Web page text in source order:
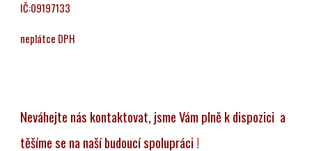
IČ:09197133
neplátce DPH
Neváhejte nás kontaktovat, jsme Vám plně k dispozici a
těšíme se na naší budoucí spolupráci !